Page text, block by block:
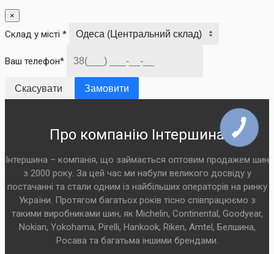
×
Склад у місті *
Ваш телефон*
Скасувати Замовити
Про компанію Інтершина
Інтершина – компанія, що займається оптовим продажем шин
з 2000 року. За цей час ми набули великого досвіду у
постачанні та стали одним із найбільших операторів на ринку
України. Протягом багатьох років тісно співпрацюємо з
такими виробниками шин, як Michelin, Continental, Goodyear,
Nokian, Yokohama, Pirelli, Hankook, Riken, Amtel, Белшина,
Росава та багатьма іншими брендами.